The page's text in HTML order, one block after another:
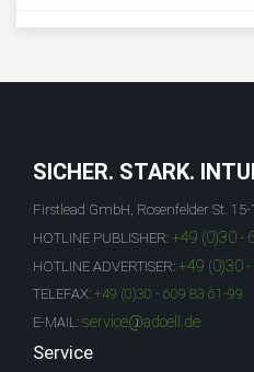
SICHER. STARK.
Firstlead GmbH, Rosenfelder St.
HOTLINE PUBLISHER: +49 (0)30 -
HOTLINE ADVERTISER: +49 (0)30
TELEFAX: +49 (0)30 - 609 83 61-99
E-MAIL: service@adcell.de
Service